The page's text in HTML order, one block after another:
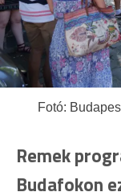
Fotó:
Remek
Budafokon